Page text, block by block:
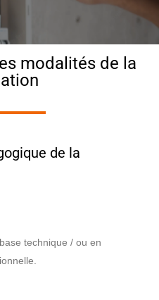
modalités de la
de la
technique / ou en